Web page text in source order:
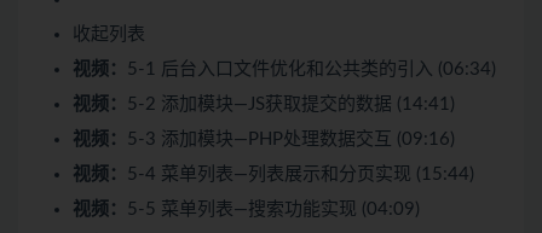
收起列表
视频： 5-1 后台入口文件优化和公共类的引入 (06:34)
视频： 5-2 添加模块—JS获取提交的数据 (14:41)
视频： 5-3 添加模块—PHP处理数据交互 (09:16)
视频： 5-4 菜单列表—列表展示和分页实现 (15:44)
视频： 5-5 菜单列表—搜索功能实现 (04:09)